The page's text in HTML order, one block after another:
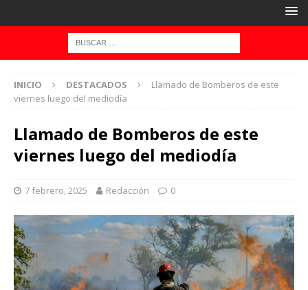
INICIO DESTACADOS
Llamado de Bomberos de este
viernes luego del mediodía
Llamado de Bomberos de este
viernes luego del mediodía
7 febrero, 2025 Redacción 0